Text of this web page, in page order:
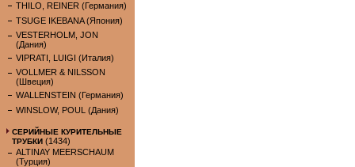
THILO, REINER (Германия)
TSUGE IKEBANA (Япония)
VESTERHOLM, JON
(Дания)
VIPRATI, LUIGI (Италия)
VOLLMER & NILSSON
(Швеция)
WALLENSTEIN (Германия)
WINSLOW, POUL (Дания)
СЕРИЙНЫЕ КУРИТЕЛЬНЫЕ
ТРУБКИ (1434)
ALTINAY MEERSCHAUM
(Турция)